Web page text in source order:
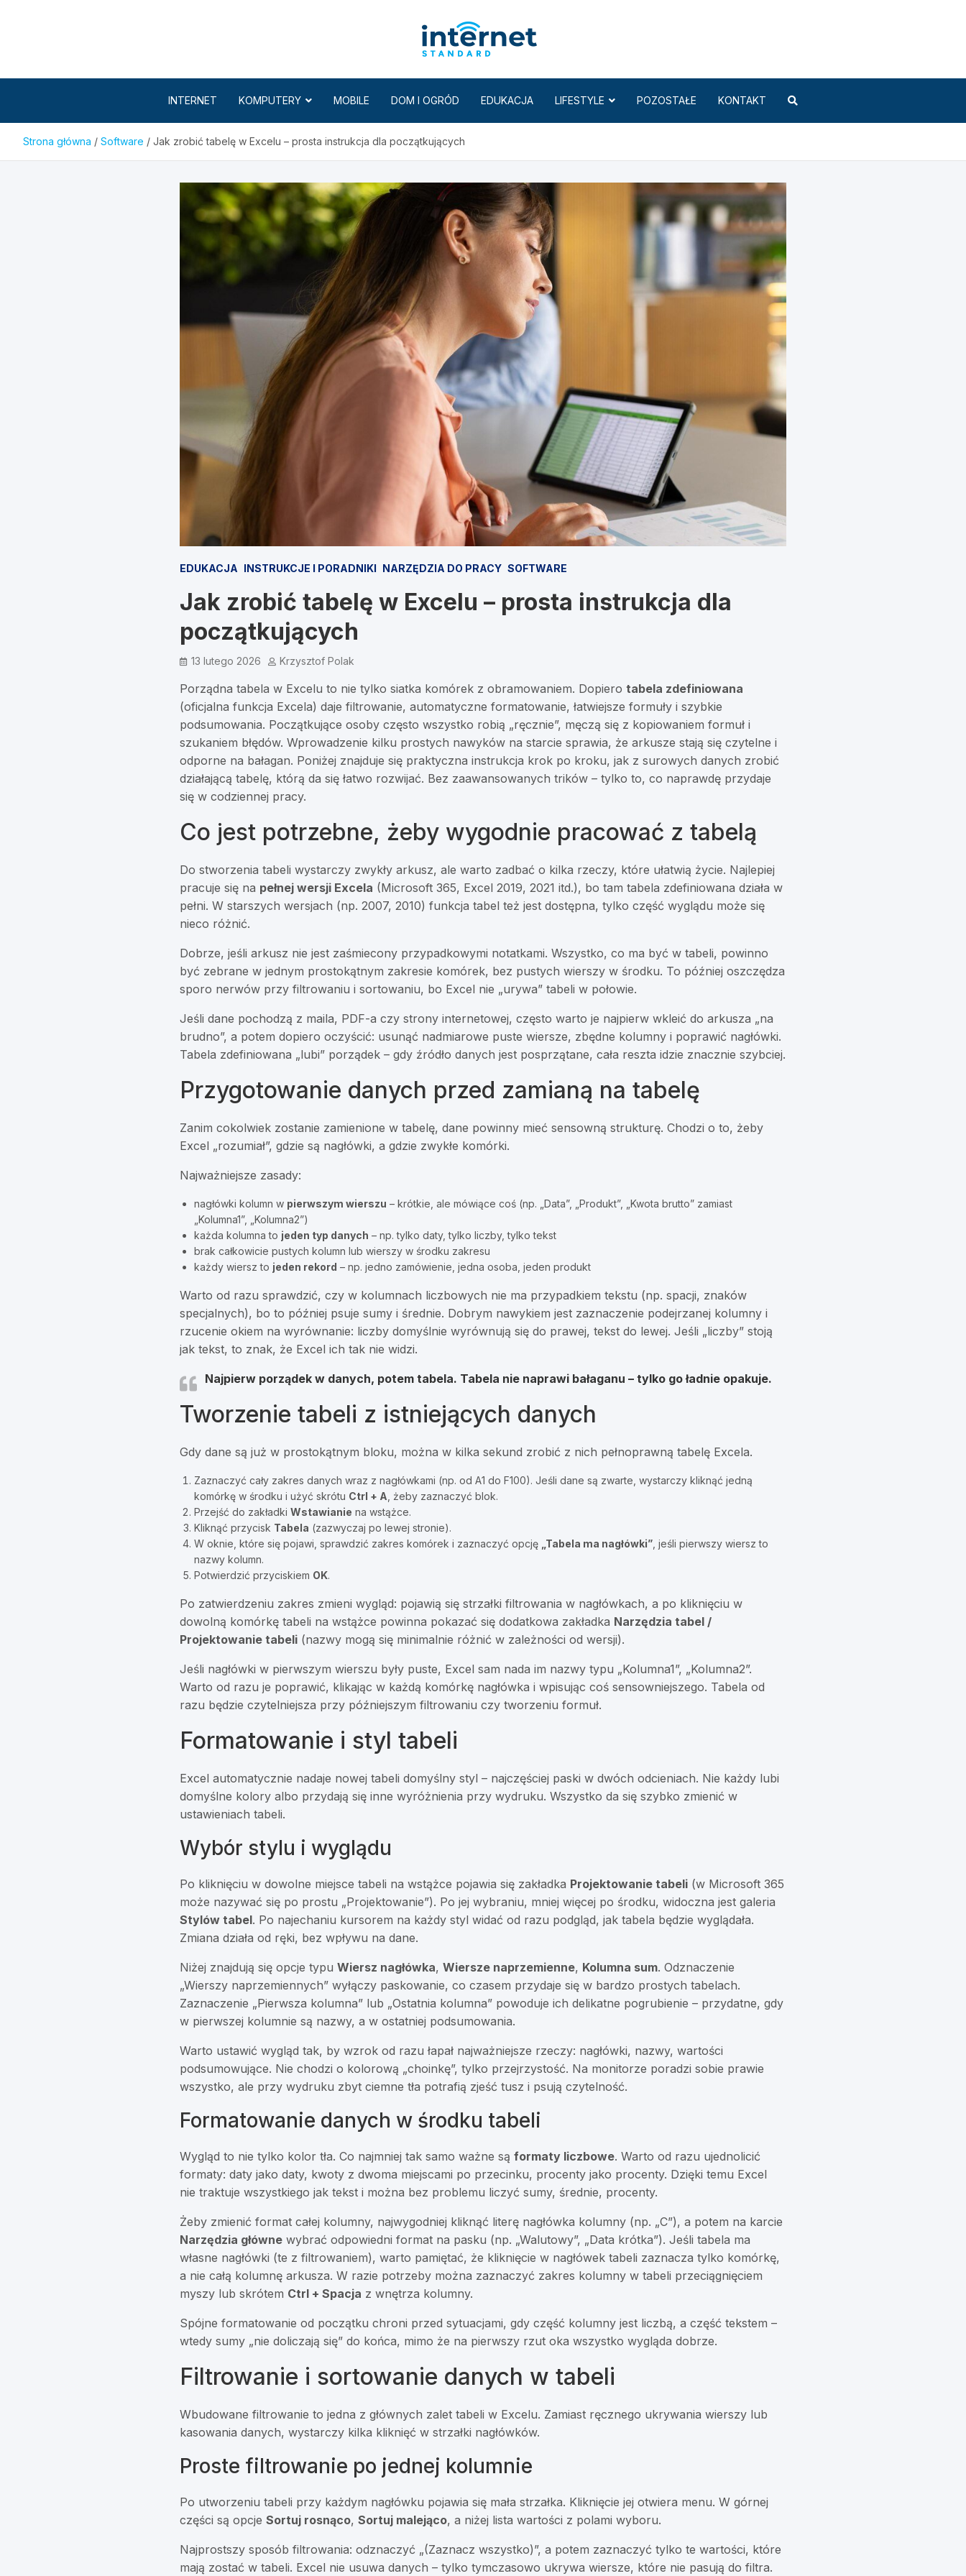
INTERNET KOMPUTERY MOBILE DOM I OGRÓD EDUKACJA LIFESTYLE POZOSTAŁE KONTAKT
Strona główna Software Jak zrobić tabelę w Excelu – prosta instrukcja dla początkujących
EDUKACJA INSTRUKCJE I PORADNIKI NARZĘDZIA DO PRACY SOFTWARE
Jak zrobić tabelę w Excelu – prosta instrukcja dla
początkujących
13 lutego 2026 Krzysztof Polak
Porządna tabela w Excelu to nie tylko siatka komórek z obramowaniem. Dopierotabela zdefiniowana
(oficjalna funkcja Excela) daje filtrowanie, automatyczne formatowanie, łatwiejsze formuły i szybkie
podsumowania. Początkujące osoby często wszystko robią „ręcznie”, męczą się z kopiowaniem formuł i
szukaniem błędów. Wprowadzenie kilku prostych nawyków na starcie sprawia, że arkusze stają się czytelne i
odporne na bałagan. Poniżej znajduje się praktyczna instrukcja krok po kroku, jak z surowych danych zrobić
działającą tabelę, którą da się łatwo rozwijać. Bez zaawansowanych trików – tylko to, co naprawdę przydaje
się w codziennej pracy.
Co jest potrzebne, żeby wygodnie pracować z tabelą
Do stworzenia tabeli wystarczy zwykły arkusz, ale warto zadbać o kilka rzeczy, które ułatwią życie. Najlepiej
pracuje się na pełnej wersji Excela (Microsoft 365, Excel 2019, 2021 itd.), bo tam tabela zdefiniowana działa w
pełni. W starszych wersjach (np. 2007, 2010) funkcja tabel też jest dostępna, tylko część wyglądu może się
nieco różnić.
Dobrze, jeśli arkusz nie jest zaśmiecony przypadkowymi notatkami. Wszystko, co ma być w tabeli, powinno
być zebrane w jednym prostokątnym zakresie komórek, bez pustych wierszy w środku. To później oszczędza
sporo nerwów przy filtrowaniu i sortowaniu, bo Excel nie „urywa” tabeli w połowie.
Jeśli dane pochodzą z maila, PDF-a czy strony internetowej, często warto je najpierw wkleić do arkusza „na
brudno”, a potem dopiero oczyścić: usunąć nadmiarowe puste wiersze, zbędne kolumny i poprawić nagłówki.
Tabela zdefiniowana „lubi” porządek – gdy źródło danych jest posprzątane, cała reszta idzie znacznie szybciej.
Przygotowanie danych przed zamianą na tabelę
Zanim cokolwiek zostanie zamienione w tabelę, dane powinny mieć sensowną strukturę. Chodzi o to, żeby
Excel „rozumiał”, gdzie są nagłówki, a gdzie zwykłe komórki.
Najważniejsze zasady:
nagłówki kolumn w pierwszym wierszu – krótkie, ale mówiące coś (np. „Data”, „Produkt”, „Kwota brutto” zamiast
„Kolumna1”, „Kolumna2”)
każda kolumna to jeden typ danych – np. tylko daty, tylko liczby, tylko tekst
brak całkowicie pustych kolumn lub wierszy w środku zakresu
każdy wiersz to jeden rekord – np. jedno zamówienie, jedna osoba, jeden produkt
Warto od razu sprawdzić, czy w kolumnach liczbowych nie ma przypadkiem tekstu (np. spacji, znaków
specjalnych), bo to później psuje sumy i średnie. Dobrym nawykiem jest zaznaczenie podejrzanej kolumny i
rzucenie okiem na wyrównanie: liczby domyślnie wyrównują się do prawej, tekst do lewej. Jeśli „liczby” stoją
jak tekst, to znak, że Excel ich tak nie widzi.
Najpierw porządek w danych, potem tabela. Tabela nie naprawi bałaganu – tylko go ładnie opakuje.
Tworzenie tabeli z istniejących danych
Gdy dane są już w prostokątnym bloku, można w kilka sekund zrobić z nich pełnoprawną tabelę Excela.
Zaznaczyć cały zakres danych wraz z nagłówkami (np. od A1 do F100). Jeśli dane są zwarte, wystarczy kliknąć jedną
komórkę w środku i użyć skrótu Ctrl + A, żeby zaznaczyć blok.
Przejść do zakładkiWstawianie na wstążce.
Kliknąć przycisk Tabela (zazwyczaj po lewej stronie).
W oknie, które się pojawi, sprawdzić zakres komórek i zaznaczyć opcję „Tabela ma nagłówki”, jeśli pierwszy wiersz to
nazwy kolumn.
Potwierdzić przyciskiem OK.
Po zatwierdzeniu zakres zmieni wygląd: pojawią się strzałki filtrowania w nagłówkach, a po kliknięciu w
dowolną komórkę tabeli na wstążce powinna pokazać się dodatkowa zakładka Narzędzia tabel /
Projektowanie tabeli (nazwy mogą się minimalnie różnić w zależności od wersji).
Jeśli nagłówki w pierwszym wierszu były puste, Excel sam nada im nazwy typu „Kolumna1”, „Kolumna2”.
Warto od razu je poprawić, klikając w każdą komórkę nagłówka i wpisując coś sensowniejszego. Tabela od
razu będzie czytelniejsza przy późniejszym filtrowaniu czy tworzeniu formuł.
Formatowanie i styl tabeli
Excel automatycznie nadaje nowej tabeli domyślny styl – najczęściej paski w dwóch odcieniach. Nie każdy lubi
domyślne kolory albo przydają się inne wyróżnienia przy wydruku. Wszystko da się szybko zmienić w
ustawieniach tabeli.
Wybór stylu i wyglądu
Po kliknięciu w dowolne miejsce tabeli na wstążce pojawia się zakładka Projektowanie tabeli (w Microsoft 365
może nazywać się po prostu „Projektowanie”). Po jej wybraniu, mniej więcej po środku, widoczna jest galeria
Stylów tabel. Po najechaniu kursorem na każdy styl widać od razu podgląd, jak tabela będzie wyglądała.
Zmiana działa od ręki, bez wpływu na dane.
Niżej znajdują się opcje typuWiersz nagłówka,Wiersze naprzemienne, Kolumna sum. Odznaczenie
„Wierszy naprzemiennych” wyłączy paskowanie, co czasem przydaje się w bardzo prostych tabelach.
Zaznaczenie „Pierwsza kolumna” lub „Ostatnia kolumna” powoduje ich delikatne pogrubienie – przydatne, gdy
w pierwszej kolumnie są nazwy, a w ostatniej podsumowania.
Warto ustawić wygląd tak, by wzrok od razu łapał najważniejsze rzeczy: nagłówki, nazwy, wartości
podsumowujące. Nie chodzi o kolorową „choinkę”, tylko przejrzystość. Na monitorze poradzi sobie prawie
wszystko, ale przy wydruku zbyt ciemne tła potrafią zjeść tusz i psują czytelność.
Formatowanie danych w środku tabeli
Wygląd to nie tylko kolor tła. Co najmniej tak samo ważne sąformaty liczbowe. Warto od razu ujednolicić
formaty: daty jako daty, kwoty z dwoma miejscami po przecinku, procenty jako procenty. Dzięki temu Excel
nie traktuje wszystkiego jak tekst i można bez problemu liczyć sumy, średnie, procenty.
Żeby zmienić format całej kolumny, najwygodniej kliknąć literę nagłówka kolumny (np. „C”), a potem na karcie
Narzędzia główne wybrać odpowiedni format na pasku (np. „Walutowy”, „Data krótka”). Jeśli tabela ma
własne nagłówki (te z filtrowaniem), warto pamiętać, że kliknięcie w nagłówek tabeli zaznacza tylko komórkę,
a nie całą kolumnę arkusza. W razie potrzeby można zaznaczyć zakres kolumny w tabeli przeciągnięciem
myszy lub skrótem Ctrl + Spacja z wnętrza kolumny.
Spójne formatowanie od początku chroni przed sytuacjami, gdy część kolumny jest liczbą, a część tekstem –
wtedy sumy „nie doliczają się” do końca, mimo że na pierwszy rzut oka wszystko wygląda dobrze.
Filtrowanie i sortowanie danych w tabeli
Wbudowane filtrowanie to jedna z głównych zalet tabeli w Excelu. Zamiast ręcznego ukrywania wierszy lub
kasowania danych, wystarczy kilka kliknięć w strzałki nagłówków.
Proste filtrowanie po jednej kolumnie
Po utworzeniu tabeli przy każdym nagłówku pojawia się mała strzałka. Kliknięcie jej otwiera menu. W górnej
części są opcjeSortuj rosnąco,Sortuj malejąco, a niżej lista wartości z polami wyboru.
Najprostszy sposób filtrowania: odznaczyć „(Zaznacz wszystko)”, a potem zaznaczyć tylko te wartości, które
mają zostać w tabeli. Excel nie usuwa danych – tylko tymczasowo ukrywa wiersze, które nie pasują do filtra.